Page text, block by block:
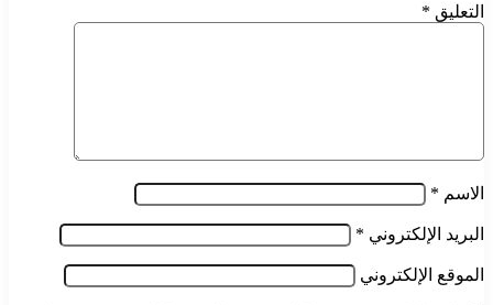
التعليق *
الاسم *
البريد الإلكتروني *
الموقع الإلكتروني